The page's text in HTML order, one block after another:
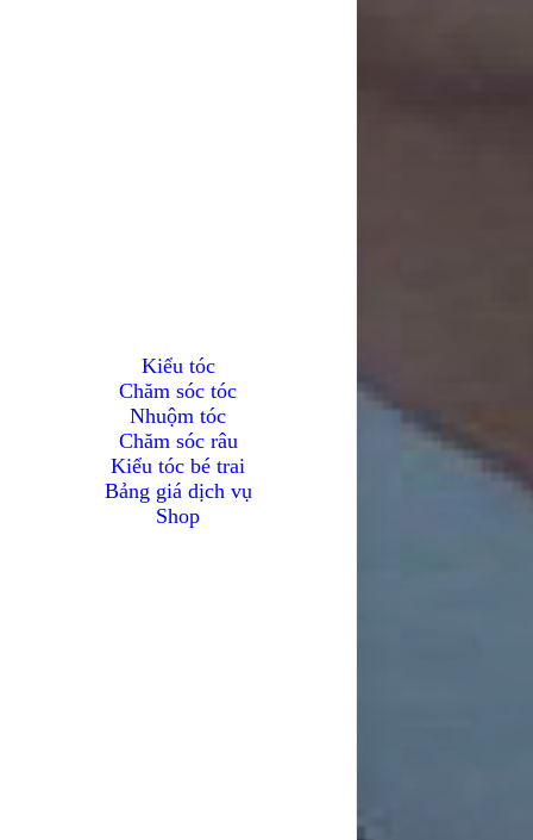
Kiểu tóc
Chăm sóc tóc
Nhuộm tóc
Chăm sóc râu
Kiểu tóc bé trai
Bảng giá dịch vụ
Shop